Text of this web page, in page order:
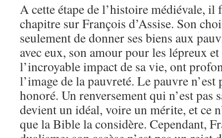
A cette étape de l’histoire médiévale,
chapitre sur François d’Assise. Son
seulement de donner ses biens aux
avec eux, son amour pour les lépreux
l’incroyable impact de sa vie, ont
l’image de la pauvreté. Le pauvre
honoré. Un renversement qui n’est pas
devient un idéal, voire un mérite, et ce
que la Bible la considère. Cependant,